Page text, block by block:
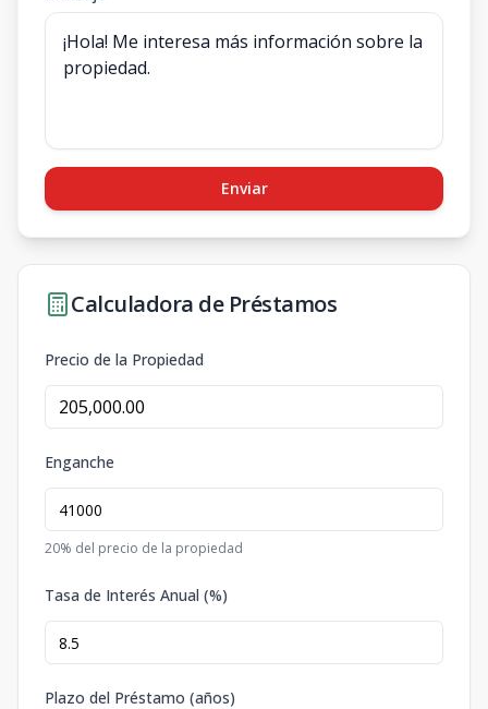
Enviar
Calculadora de Préstamos
Precio de la Propiedad
Enganche
20% del precio de la propiedad
Tasa de Interés Anual (%)
Plazo del Préstamo (años)